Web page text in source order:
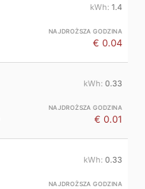
1.4
€ 0.04
0.33
€ 0.01
0.33